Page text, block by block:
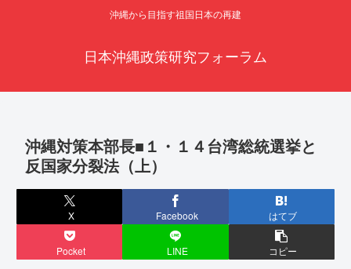
沖縄から目指す祖国日本の再建
日本沖縄政策研究フォーラム
沖縄対策本部長■１・１４台湾総統選挙と
反国家分裂法（上）
X Facebook はてブ
Pocket LINE コピー